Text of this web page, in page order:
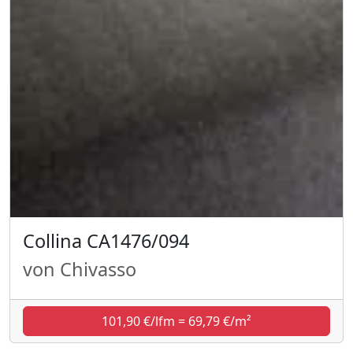
Collina CA1476/094
von Chivasso
101,90 €/lfm = 69,79 €/m²